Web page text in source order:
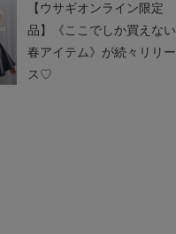
【ウサギオンライン限定
品】《ここでしか買えない
春アイテム》が続々リリー
ス♡